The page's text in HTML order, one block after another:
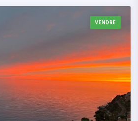
VENDRE